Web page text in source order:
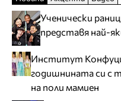
Ученически
представя най-
Институт
годишнината си с
на поли мамиен